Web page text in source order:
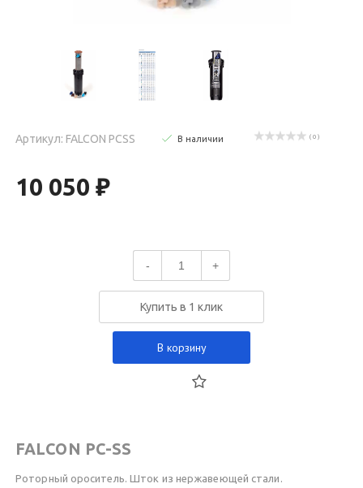
Артикул: FALCON PCSS В наличии ( 0 )
10 050 ₽
- +
Купить в 1 клик
В корзину
FALCON PC-SS
Роторный ороситель. Шток из нержавеющей стали.